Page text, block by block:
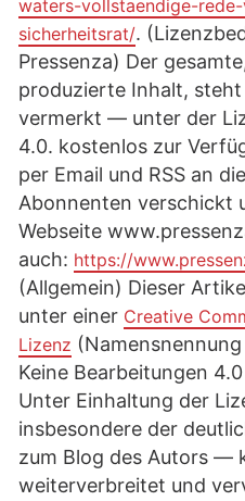
waters-vollstaendige-
sicherheitsrat/.
Pressenza) Der
produzierte Inhalt,
vermerkt ― unter der
4.0. kostenlos zur
per Email und RSS an
Abonnenten verschickt
Webseite
auch: https://
(Allgemein) Dieser
unter einer Creative
Lizenz
Keine Bearbeitungen
Unter Einhaltung der
insbesondere der
zum Blog des Autors ―
weiterverbreitet und